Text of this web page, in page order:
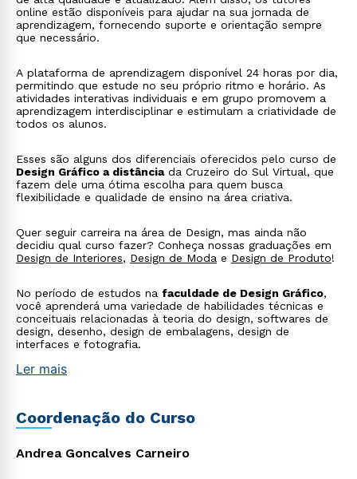
online estão disponíveis para ajudar na sua jornada de
aprendizagem, fornecendo suporte e orientação sempre
que necessário.
A plataforma de aprendizagem disponível 24 horas por dia,
permitindo que estude no seu próprio ritmo e horário. As
atividades interativas individuais e em grupo promovem a
aprendizagem interdisciplinar e estimulam a criatividade de
todos os alunos.
Esses são alguns dos diferenciais oferecidos pelo curso de
Design Gráfico a distânciada Cruzeiro do Sul Virtual, que
fazem dele uma ótima escolha para quem busca
flexibilidade e qualidade de ensino na área criativa.
Quer seguir carreira na área de Design, mas ainda não
decidiu qual curso fazer? Conheça nossas graduações em
Design de Interiores, Design de Moda e Design de Produto!
No período de estudos na faculdade de Design Gráfico,
você aprenderá uma variedade de habilidades técnicas e
conceituais relacionadas à teoria do design, softwares de
design, desenho, design de embalagens, design de
interfaces e fotografia.
Ler mais
Coordenação do Curso
Andrea Goncalves Carneiro
Rápido e fácil
ou
Estou de acordo com a Política de Privacidade.
autorizo que meus dados sejam utilizados para o
envio de conteúdos da Cruzeiro do Sul.